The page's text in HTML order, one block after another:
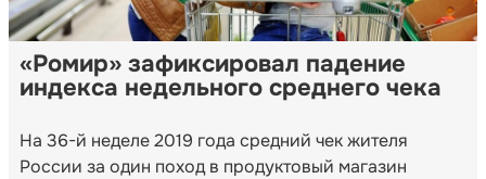
«Ромир» зафиксировал падение
индекса недельного среднего чека
На 36-й неделе 2019 года средний чек жителя
России за один поход в продуктовый магазин